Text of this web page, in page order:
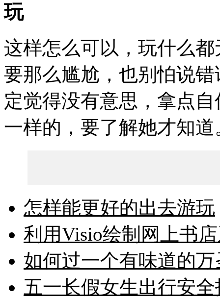
玩
这样怎么可以，玩什么
要那么尴尬，也别怕说
定觉得没有意思，拿点
一样的，要了解她才知道
怎样能更好的出去游玩
利用Visio绘制网上书
如何过一个有味道的万
五一长假女生出行安全